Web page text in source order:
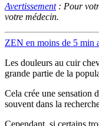
Avertissement: Pour
votre médecin.
ZEN en moins de 5 min
Les douleurs au cuir
grande partie de la
Cela crée une sensation
souvent dans la
Cependant, si certains